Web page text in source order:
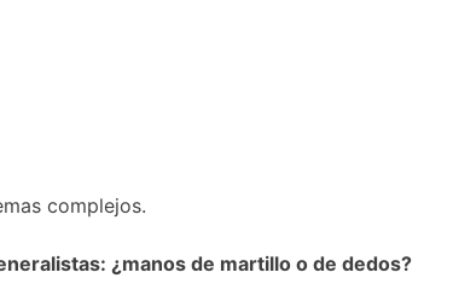
complejos.
¿manos de martillo o de dedos?